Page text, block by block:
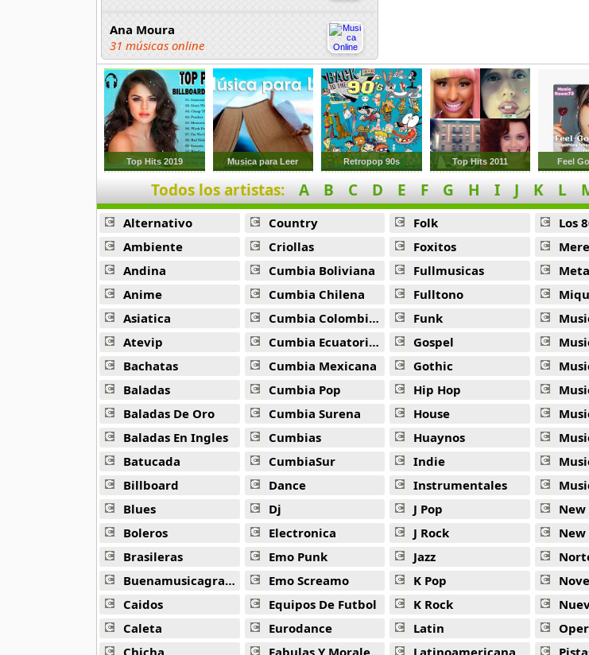
Ana Moura
31 músicas online
Ananga Ranga
21 músicas online
Andre Sardet
18 músicas online
12 músicas online
Antonio Carlos Jobim
68 músicas online
Antonio Carlos Jobin
30 músicas online
Antonio Chainho
13 músicas online
Arena Caliente
9 músicas online
Asa De Aguia
28 músicas online
Astrud Gilberto
38 músicas online
10 músicas online
Axe
Top Hits 2019 Musica para Leer Retropop 90s Top Hits 2011 Feel
Todos los artistas: A B C D E F G H I J K L
Alternativo
Ambiente
Andina
Anime
Asiatica
Atevip
Bachatas
Baladas
Baladas De Oro
Baladas En Ingles
Batucada
Billboard
Blues
Boleros
Brasileras
Buenamusicagratis
Caidos
Caleta
Chicha
Country
Criollas
Cumbia Boliviana
Cumbia Chilena
Cumbia Colombiana
Cumbia Ecuatoriana
Cumbia Mexicana
Cumbia Pop
Cumbia Surena
Cumbias
CumbiaSur
Dance
Dj
Electronica
Emo Punk
Emo Screamo
Equipos De Futbol
Eurodance
Fabulas Y Moralejas
Folk
Foxitos
Fullmusicas
Fulltono
Funk
Gospel
Gothic
Hip Hop
House
Huaynos
Indie
Instrumentales
J Pop
J Rock
Jazz
K Pop
K Rock
Latin
Latinoamericana
Los
New
New